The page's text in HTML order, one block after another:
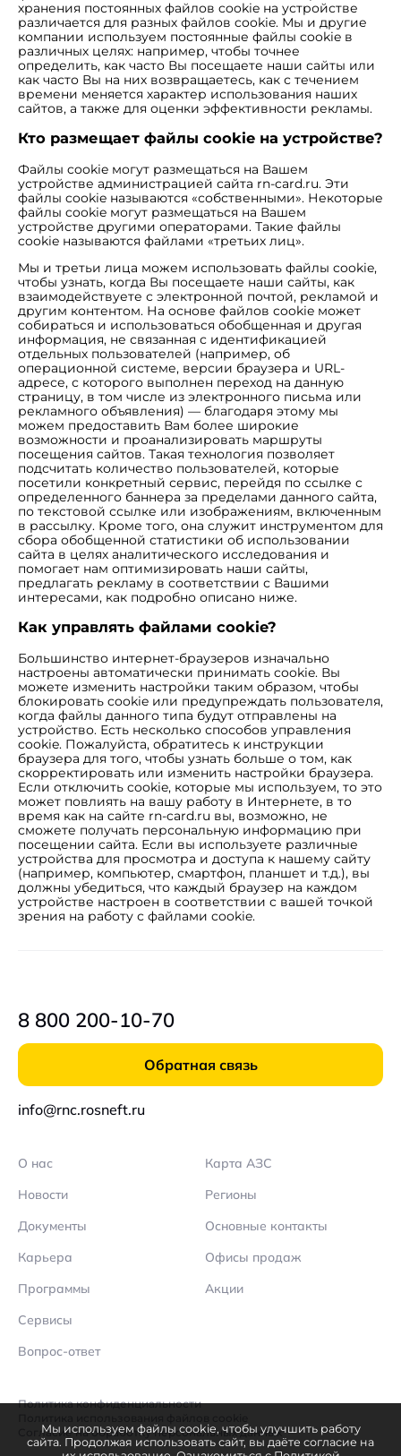
хранения постоянных файлов cookie на устройстве
различается для разных файлов cookie. Мы и другие
компании используем постоянные файлы cookie в
различных целях: например, чтобы точнее
определить, как часто Вы посещаете наши сайты или
как часто Вы на них возвращаетесь, как с течением
времени меняется характер использования наших
сайтов, а также для оценки эффективности рекламы.
Кто размещает файлы cookie на устройстве?
Файлы cookie могут размещаться на Вашем
устройстве администрацией сайта rn-card.ru. Эти
файлы cookie называются «собственными». Некоторые
файлы cookie могут размещаться на Вашем
устройстве другими операторами. Такие файлы
cookie называются файлами «третьих лиц».
Мы и третьи лица можем использовать файлы cookie,
чтобы узнать, когда Вы посещаете наши сайты, как
взаимодействуете с электронной почтой, рекламой и
другим контентом. На основе файлов cookie может
собираться и использоваться обобщенная и другая
информация, не связанная с идентификацией
отдельных пользователей (например, об
операционной системе, версии браузера и URL-
адресе, с которого выполнен переход на данную
страницу, в том числе из электронного письма или
рекламного объявления) — благодаря этому мы
можем предоставить Вам более широкие
возможности и проанализировать маршруты
посещения сайтов. Такая технология позволяет
подсчитать количество пользователей, которые
посетили конкретный сервис, перейдя по ссылке с
определенного баннера за пределами данного сайта,
по текстовой ссылке или изображениям, включенным
в рассылку. Кроме того, она служит инструментом для
сбора обобщенной статистики об использовании
сайта в целях аналитического исследования и
помогает нам оптимизировать наши сайты,
предлагать рекламу в соответствии с Вашими
интересами, как подробно описано ниже.
Как управлять файлами cookie?
Большинство интернет-браузеров изначально
настроены автоматически принимать cookie. Вы
можете изменить настройки таким образом, чтобы
блокировать cookie или предупреждать пользователя,
когда файлы данного типа будут отправлены на
устройство. Есть несколько способов управления
cookie. Пожалуйста, обратитесь к инструкции
браузера для того, чтобы узнать больше о том, как
скорректировать или изменить настройки браузера.
Если отключить cookie, которые мы используем, то это
может повлиять на вашу работу в Интернете, в то
время как на сайте rn-card.ru вы, возможно, не
сможете получать персональную информацию при
посещении сайта. Если вы используете различные
устройства для просмотра и доступа к нашему сайту
(например, компьютер, смартфон, планшет и т.д.), вы
должны убедиться, что каждый браузер на каждом
устройстве настроен в соответствии с вашей точкой
зрения на работу с файлами cookie.
Политика конфиденциальности
Согласие на обработку персональных данных
Обратная связь
8 800 200-10-70
info@rnc.rosneft.ru
О нас
Новости
Документы
Карьера
Программы
Сервисы
Вопрос-ответ
Карта АЗС
Регионы
Основные контакты
Офисы продаж
Акции
Мы используем файлы cookie, чтобы улучшить работу
сайта. Продолжая использовать сайт, вы даёте согласие на